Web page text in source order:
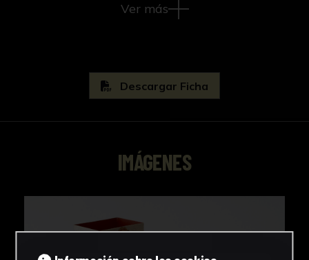
Ver más
Descargar Ficha
IMÁGENES